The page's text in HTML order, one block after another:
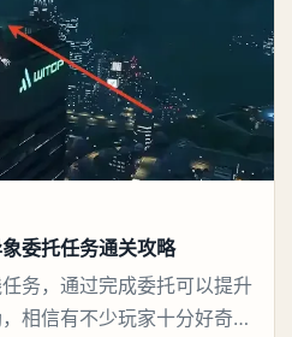
委托任务通关攻略
务，通过完成委托可以提升
相信有不少玩家十分好奇祸